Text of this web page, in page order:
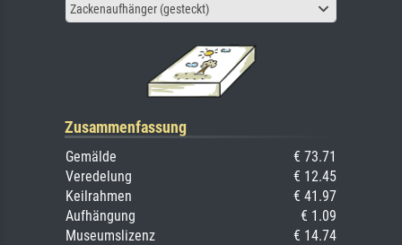
Zackenaufhänger (gesteckt)
Zusammenfassung
Gemälde
€ 73.71
Veredelung
€ 12.45
Keilrahmen
€ 41.97
Aufhängung
€ 1.09
Museumslizenz
€ 14.74